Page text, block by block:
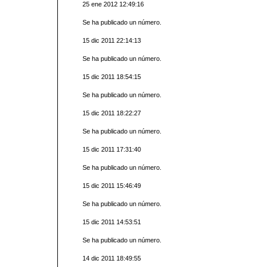
25 ene 2012 12:49:16
Se ha publicado un número.
15 dic 2011 22:14:13
Se ha publicado un número.
15 dic 2011 18:54:15
Se ha publicado un número.
15 dic 2011 18:22:27
Se ha publicado un número.
15 dic 2011 17:31:40
Se ha publicado un número.
15 dic 2011 15:46:49
Se ha publicado un número.
15 dic 2011 14:53:51
Se ha publicado un número.
14 dic 2011 18:49:55